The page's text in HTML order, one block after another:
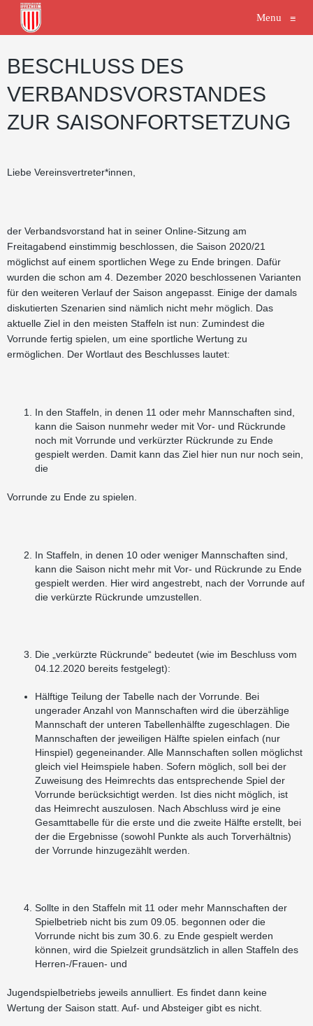
Menu ≡
BESCHLUSS DES
VERBANDSVORSTANDES
ZUR SAISONFORTSETZUNG
Liebe Vereinsvertreter*innen,
der Verbandsvorstand hat in seiner Online-Sitzung am
Freitagabend einstimmig beschlossen, die Saison 2020/21
möglichst auf einem sportlichen Wege zu Ende bringen. Dafür
wurden die schon am 4. Dezember 2020 beschlossenen Varianten
für den weiteren Verlauf der Saison angepasst. Einige der damals
diskutierten Szenarien sind nämlich nicht mehr möglich. Das
aktuelle Ziel in den meisten Staffeln ist nun: Zumindest die
Vorrunde fertig spielen, um eine sportliche Wertung zu
ermöglichen. Der Wortlaut des Beschlusses lautet:
In den Staffeln, in denen 11 oder mehr Mannschaften sind,
kann die Saison nunmehr weder mit Vor- und Rückrunde
noch mit Vorrunde und verkürzter Rückrunde zu Ende
gespielt werden. Damit kann das Ziel hier nun nur noch sein,
die
Vorrunde zu Ende zu spielen.
In Staffeln, in denen 10 oder weniger Mannschaften sind,
kann die Saison nicht mehr mit Vor- und Rückrunde zu Ende
gespielt werden. Hier wird angestrebt, nach der Vorrunde auf
die verkürzte Rückrunde umzustellen.
Die „verkürzte Rückrunde“ bedeutet (wie im Beschluss vom
04.12.2020 bereits festgelegt):
Hälftige Teilung der Tabelle nach der Vorrunde. Bei
ungerader Anzahl von Mannschaften wird die überzählige
Mannschaft der unteren Tabellenhälfte zugeschlagen. Die
Mannschaften der jeweiligen Hälfte spielen einfach (nur
Hinspiel) gegeneinander. Alle Mannschaften sollen möglichst
gleich viel Heimspiele haben. Sofern möglich, soll bei der
Zuweisung des Heimrechts das entsprechende Spiel der
Vorrunde berücksichtigt werden. Ist dies nicht möglich, ist
das Heimrecht auszulosen. Nach Abschluss wird je eine
Gesamttabelle für die erste und die zweite Hälfte erstellt, bei
der die Ergebnisse (sowohl Punkte als auch Torverhältnis)
der Vorrunde hinzugezählt werden.
Sollte in den Staffeln mit 11 oder mehr Mannschaften der
Spielbetrieb nicht bis zum 09.05. begonnen oder die
Vorrunde nicht bis zum 30.6. zu Ende gespielt werden
können, wird die Spielzeit grundsätzlich in allen Staffeln des
Herren-/Frauen- und
Jugendspielbetriebs jeweils annulliert. Es findet dann keine
Wertung der Saison statt. Auf- und Absteiger gibt es nicht.